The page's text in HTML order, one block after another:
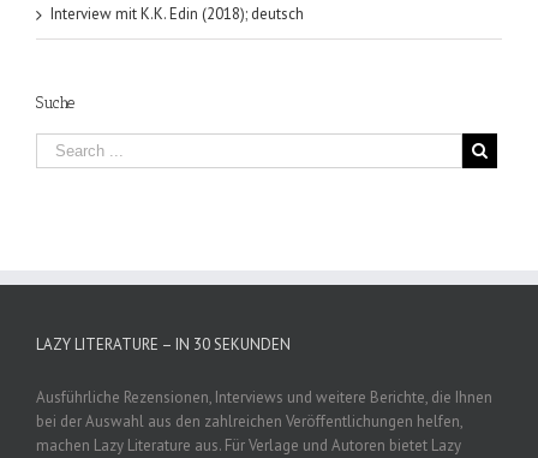
Interview mit K.K. Edin (2018); deutsch
Suche
LAZY LITERATURE – IN 30 SEKUNDEN
Ausführliche Rezensionen, Interviews und weitere Berichte, die Ihnen
bei der Auswahl aus den zahlreichen Veröffentlichungen helfen,
machen Lazy Literature aus. Für Verlage und Autoren bietet Lazy